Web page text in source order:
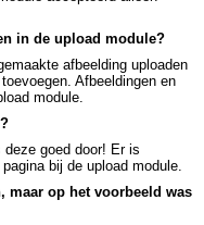
in de upload module?
afbeelding uploaden
Afbeeldingen en
module.
goed door! Er is
bij de upload module.
maar op het voorbeeld was